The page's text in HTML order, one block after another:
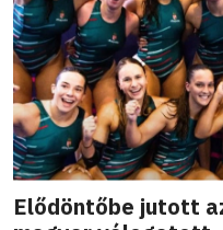
Elődöntőbe jutott